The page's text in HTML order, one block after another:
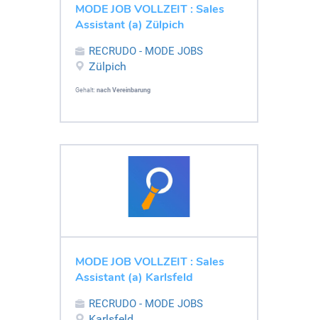
MODE JOB VOLLZEIT : Sales
Assistant (a) Zülpich
RECRUDO - MODE JOBS
Zülpich
Gehalt: nach Vereinbarung
MODE JOB VOLLZEIT : Sales
Assistant (a) Karlsfeld
RECRUDO - MODE JOBS